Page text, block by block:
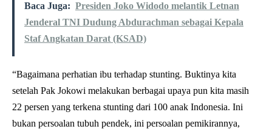
Baca Juga: Presiden Joko Widodo melantik Letnan
Jenderal TNI Dudung Abdurachman sebagai Kepala
Staf Angkatan Darat (KSAD)
“Bagaimana perhatian ibu terhadap stunting. Buktinya kita
setelah Pak Jokowi melakukan berbagai upaya pun kita masih
22 persen yang terkena stunting dari 100 anak Indonesia. Ini
bukan persoalan tubuh pendek, ini persoalan pemikirannya,